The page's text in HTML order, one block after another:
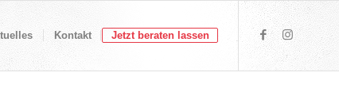
Kontakt Jetzt beraten lassen